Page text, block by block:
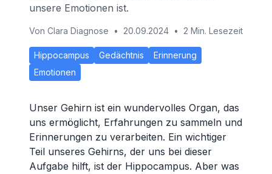
unsere Emotionen ist.
Von Clara Diagnose • 20.09.2024 • 2 Min. Lesezeit
Hippocampus Gedächtnis
Erinnerung
Emotionen
Unser Gehirn ist ein wundervolles Organ, das
uns ermöglicht, Erfahrungen zu sammeln und
Erinnerungen zu verarbeiten. Ein wichtiger
Teil unseres Gehirns, der uns bei dieser
Aufgabe hilft, ist der Hippocampus. Aber was